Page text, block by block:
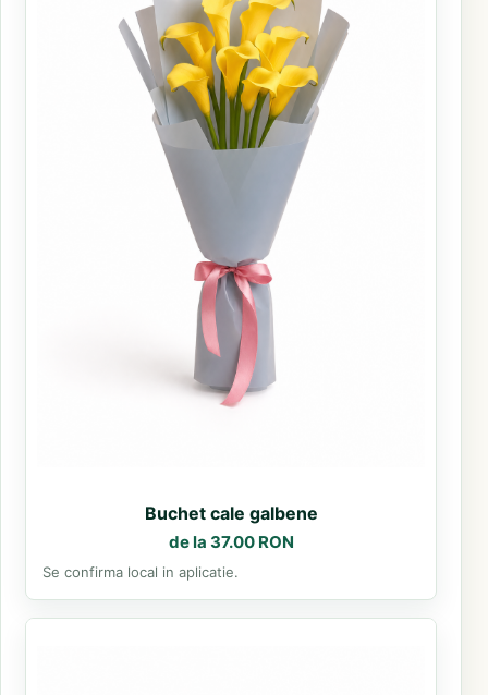
Buchet cale galbene
de la 37.00 RON
Se confirma local in aplicatie.